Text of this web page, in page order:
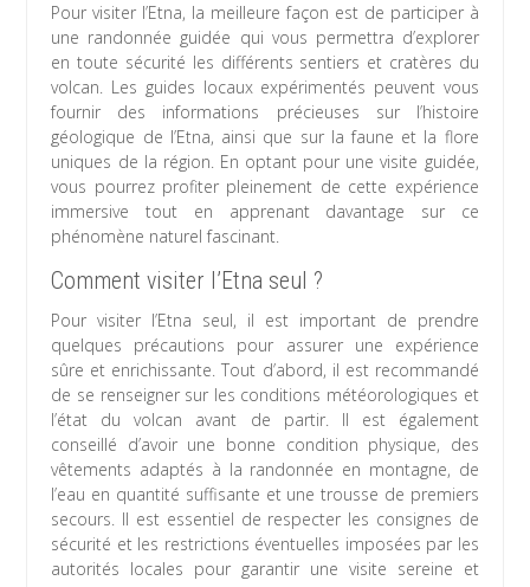
Pour visiter l’Etna, la meilleure façon est de participer à
une randonnée guidée qui vous permettra d’explorer
en toute sécurité les différents sentiers et cratères du
volcan. Les guides locaux expérimentés peuvent vous
fournir des informations précieuses sur l’histoire
géologique de l’Etna, ainsi que sur la faune et la flore
uniques de la région. En optant pour une visite guidée,
vous pourrez profiter pleinement de cette expérience
immersive tout en apprenant davantage sur ce
phénomène naturel fascinant.
Comment visiter l’Etna seul ?
Pour visiter l’Etna seul, il est important de prendre
quelques précautions pour assurer une expérience
sûre et enrichissante. Tout d’abord, il est recommandé
de se renseigner sur les conditions météorologiques et
l’état du volcan avant de partir. Il est également
conseillé d’avoir une bonne condition physique, des
vêtements adaptés à la randonnée en montagne, de
l’eau en quantité suffisante et une trousse de premiers
secours. Il est essentiel de respecter les consignes de
sécurité et les restrictions éventuelles imposées par les
autorités locales pour garantir une visite sereine et